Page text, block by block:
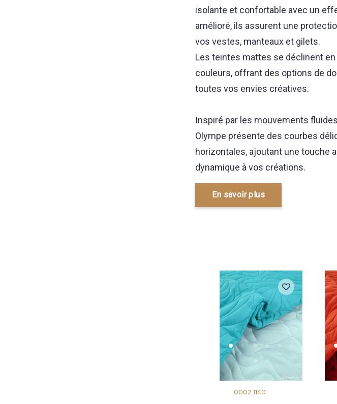
isolante et confortable avec un
amélioré, ils assurent une
vos vestes, manteaux et gilets.
Les teintes mattes se déclinent
couleurs, offrant des options de
toutes vos envies créatives.
Inspiré par les mouvements
Olympe présente des courbes
horizontales, ajoutant une touche
dynamique à vos créations.
En savoir plus
0002 1140